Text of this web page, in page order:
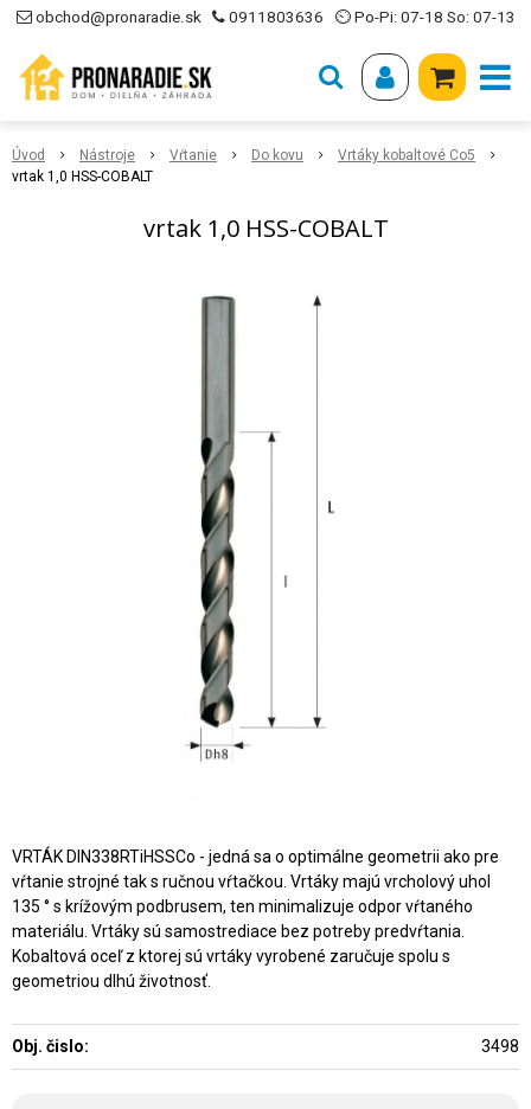
obchod@pronaradie.sk 0911803636 ⏲ Po-Pi: 07-18 So: 07-13
Úvod Nástroje Vŕtanie Do kovu
Vrtáky kobaltové Co5
vrtak 1,0 HSS-COBALT
vrtak 1,0 HSS-COBALT
VRTÁK DIN338RTiHSSCo - jedná sa o optimálne geometrii ako pre
vŕtanie strojné tak s ručnou vŕtačkou. Vrtáky majú vrcholový uhol
135 ° s krížovým podbrusem, ten minimalizuje odpor vŕtaného
materiálu. Vrtáky sú samostrediace bez potreby predvŕtania.
Kobaltová oceľ z ktorej sú vrtáky vyrobené zaručuje spolu s
geometriou dlhú životnosť.
Obj. čislo: 3498